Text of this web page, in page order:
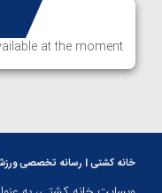
at the moment.
خانه کشتی | رسانه تخصصی